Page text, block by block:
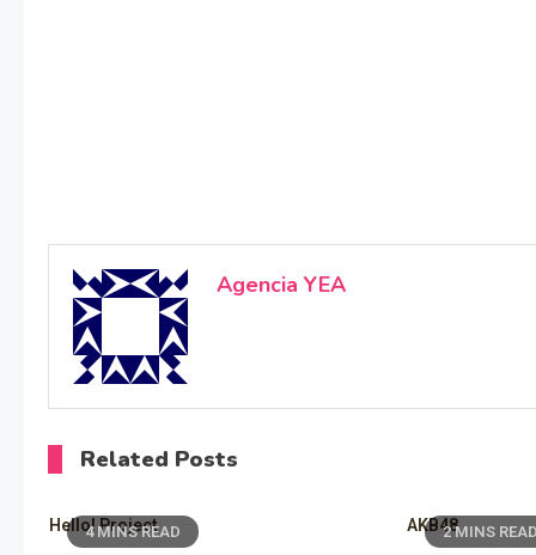
Agencia YEA
Related Posts
4 MINS READ
Hello! Project 2 MINS READ
AKB48